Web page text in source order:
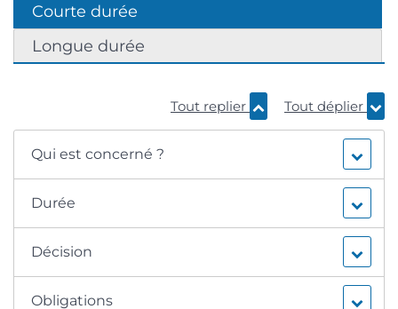
Courte durée
Longue durée
Tout replier Tout déplier
Qui est concerné ?
Durée
Décision
Obligations